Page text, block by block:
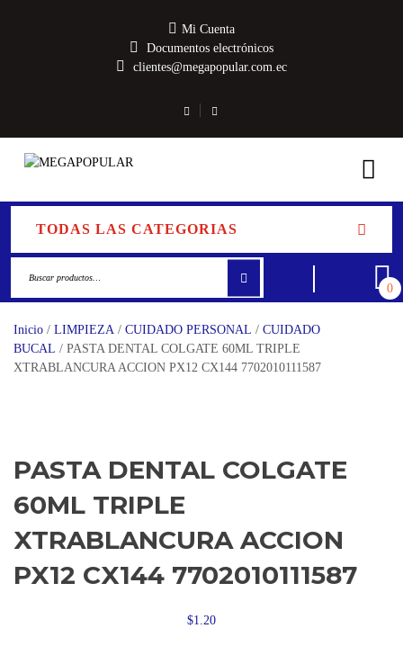
Mi Cuenta
Documentos electrónicos
clientes@megapopular.com.ec
TODAS LAS CATEGORIAS
0
Inicio / LIMPIEZA / CUIDADO PERSONAL / CUIDADO
BUCAL / PASTA DENTAL COLGATE 60ML TRIPLE
XTRABLANCURA ACCION PX12 CX144 7702010111587
PASTA DENTAL COLGATE
60ML TRIPLE
XTRABLANCURA ACCION
PX12 CX144 7702010111587
$1.20